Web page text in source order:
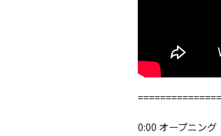
0:00 オープニング